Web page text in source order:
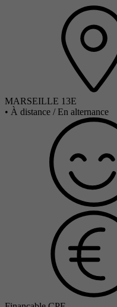
MARSEILLE 13E
• À distance / En alternance